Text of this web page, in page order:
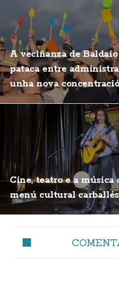
A veciñanza de
pataca entre
unha nova
Cine, teatro e a
menú cultural